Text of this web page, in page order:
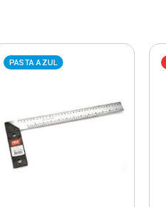
PASTA AZUL